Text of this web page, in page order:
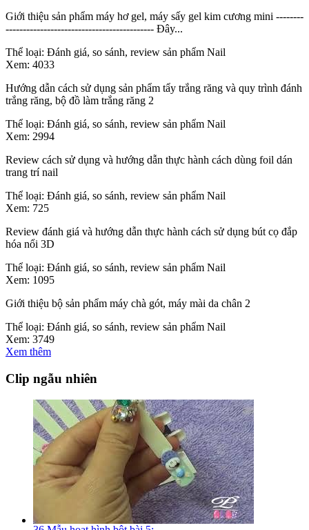
Giới thiệu sản phẩm máy hơ gel, máy sấy gel kim cương mini --------
------------------------------------------- Đây...
Thể loại: Đánh giá, so sánh, review sản phẩm Nail
Xem: 4033
Hướng dẫn cách sử dụng sản phẩm tẩy trắng răng và quy trình đánh
trắng răng, bộ đồ làm trắng răng 2
Thể loại: Đánh giá, so sánh, review sản phẩm Nail
Xem: 2994
Review cách sử dụng và hướng dẫn thực hành cách dùng foil dán
trang trí nail
Thể loại: Đánh giá, so sánh, review sản phẩm Nail
Xem: 725
Review đánh giá và hướng dẫn thực hành cách sử dụng bút cọ đắp
hóa nổi 3D
Thể loại: Đánh giá, so sánh, review sản phẩm Nail
Xem: 1095
Giới thiệu bộ sản phẩm máy chà gót, máy mài da chân 2
Thể loại: Đánh giá, so sánh, review sản phẩm Nail
Xem: 3749
Xem thêm
Clip ngẫu nhiên